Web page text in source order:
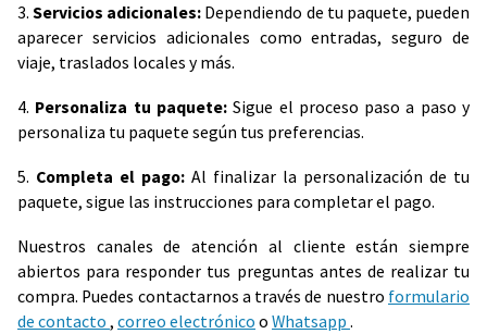
3.Servicios adicionales: Dependiendo de tu paquete, pueden
aparecer servicios adicionales como entradas, seguro de
viaje, traslados locales y más.
4. Personaliza tu paquete:Sigue el proceso paso a paso y
personaliza tu paquete según tus preferencias.
5. Completa el pago: Al finalizar la personalización de tu
paquete, sigue las instrucciones para completar el pago.
Nuestros canales de atención al cliente están siempre
abiertos para responder tus preguntas antes de realizar tu
compra. Puedes contactarnos a través de nuestro formulario
de contacto , correo electrónico o Whatsapp .